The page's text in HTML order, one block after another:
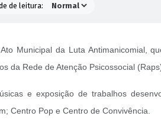
de leitura:
Municipal da Luta Antimanicomial,
da Rede de Atenção Psicossocial
e exposição de trabalhos
Centro Pop e Centro de Convivência.